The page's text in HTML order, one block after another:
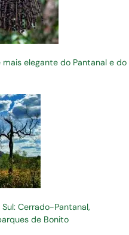
elegante do Pantanal e do
Cerrado-Pantanal,
de Bonito